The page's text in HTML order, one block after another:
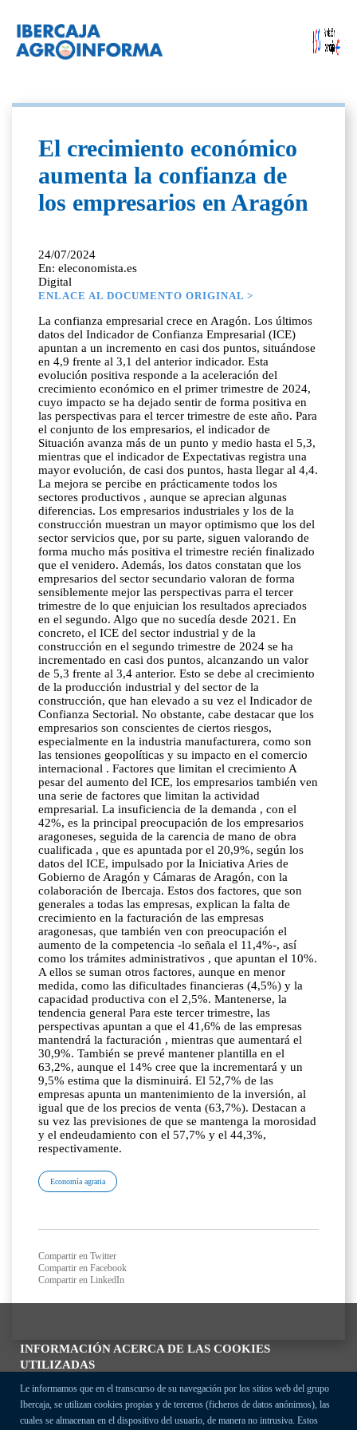
INFORMACIÓN ACERCA DE LAS COOKIES
UTILIZADAS
Le informamos que en el transcurso de su navegación por los sitios web del grupo
Ibercaja, se utilizan cookies propias y de terceros (ficheros de datos anónimos), las
cuales se almacenan en el dispositivo del usuario, de manera no intrusiva. Estos
El crecimiento económico
aumenta la confianza de
los empresarios en Aragón
24/07/2024
En: eleconomista.es
Digital
ENLACE AL DOCUMENTO ORIGINAL >
La confianza empresarial crece en Aragón. Los últimos
datos del Indicador de Confianza Empresarial (ICE)
apuntan a un incremento en casi dos puntos, situándose
en 4,9 frente al 3,1 del anterior indicador. Esta
evolución positiva responde a la aceleración del
crecimiento económico en el primer trimestre de 2024,
cuyo impacto se ha dejado sentir de forma positiva en
las perspectivas para el tercer trimestre de este año. Para
el conjunto de los empresarios, el indicador de
Situación avanza más de un punto y medio hasta el 5,3,
mientras que el indicador de Expectativas registra una
mayor evolución, de casi dos puntos, hasta llegar al 4,4.
La mejora se percibe en prácticamente todos los
sectores productivos , aunque se aprecian algunas
diferencias. Los empresarios industriales y los de la
construcción muestran un mayor optimismo que los del
sector servicios que, por su parte, siguen valorando de
forma mucho más positiva el trimestre recién finalizado
que el venidero. Además, los datos constatan que los
empresarios del sector secundario valoran de forma
sensiblemente mejor las perspectivas parra el tercer
trimestre de lo que enjuician los resultados apreciados
en el segundo. Algo que no sucedía desde 2021. En
concreto, el ICE del sector industrial y de la
construcción en el segundo trimestre de 2024 se ha
incrementado en casi dos puntos, alcanzando un valor
de 5,3 frente al 3,4 anterior. Esto se debe al crecimiento
de la producción industrial y del sector de la
construcción, que han elevado a su vez el Indicador de
Confianza Sectorial. No obstante, cabe destacar que los
empresarios son conscientes de ciertos riesgos,
especialmente en la industria manufacturera, como son
las tensiones geopolíticas y su impacto en el comercio
internacional . Factores que limitan el crecimiento A
pesar del aumento del ICE, los empresarios también ven
una serie de factores que limitan la actividad
empresarial. La insuficiencia de la demanda , con el
42%, es la principal preocupación de los empresarios
aragoneses, seguida de la carencia de mano de obra
cualificada , que es apuntada por el 20,9%, según los
datos del ICE, impulsado por la Iniciativa Aries de
Gobierno de Aragón y Cámaras de Aragón, con la
colaboración de Ibercaja. Estos dos factores, que son
generales a todas las empresas, explican la falta de
crecimiento en la facturación de las empresas
aragonesas, que también ven con preocupación el
aumento de la competencia -lo señala el 11,4%-, así
como los trámites administrativos , que apuntan el 10%.
A ellos se suman otros factores, aunque en menor
medida, como las dificultades financieras (4,5%) y la
capacidad productiva con el 2,5%. Mantenerse, la
tendencia general Para este tercer trimestre, las
perspectivas apuntan a que el 41,6% de las empresas
mantendrá la facturación , mientras que aumentará el
30,9%. También se prevé mantener plantilla en el
63,2%, aunque el 14% cree que la incrementará y un
9,5% estima que la disminuirá. El 52,7% de las
empresas apunta un mantenimiento de la inversión, al
igual que de los precios de venta (63,7%). Destacan a
su vez las previsiones de que se mantenga la morosidad
y el endeudamiento con el 57,7% y el 44,3%,
respectivamente.
Economía agraria
Compartir en Twitter
Compartir en Facebook
Compartir en LinkedIn